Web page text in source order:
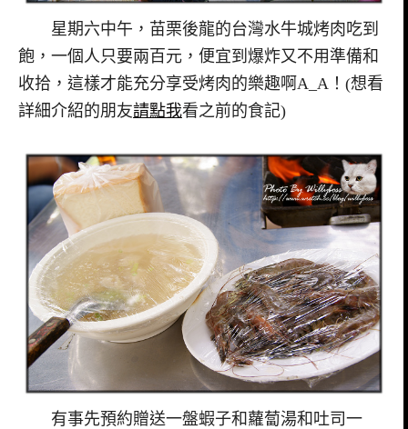
星期六中午，苗栗後龍的台灣水牛城烤肉吃到
飽，一個人只要兩百元，便宜到爆炸又不用準備和
收拾，這樣才能充分享受烤肉的樂趣啊A_A！(想看
詳細介紹的朋友請點我看之前的食記)
有事先預約贈送一盤蝦子和蘿蔔湯和吐司一